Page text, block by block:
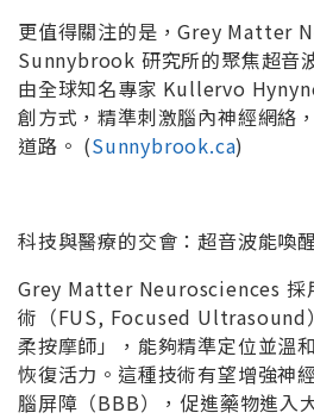
更值得關注的是，Grey Matter
Sunnybrook 研究所的聚焦超音
由全球知名專家 Kullervo
創方式，精準刺激腦內神經網絡
道路。 (Sunnybrook.ca)
科技與醫療的交會：超音波能喚
Grey Matter Neurosciences 採
術（FUS, Focused Ultrasound
柔按摩師」，能夠精準定位並溫
恢復活力。這種技術有望增強神
腦屏障（BBB），促進藥物進入